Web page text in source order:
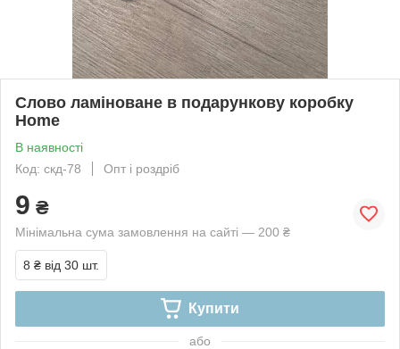
Слово ламіноване в подарункову коробку
Home
В наявності
Код: скд-78
Опт і роздріб
9 ₴
Мінімальна сума замовлення на сайті — 200 ₴
8 ₴ від 30 шт.
Купити
або